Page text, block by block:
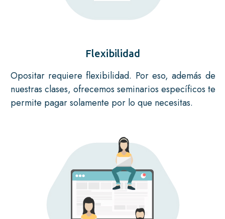
Flexibilidad
Opositar requiere flexibilidad. Por eso, además de
nuestras clases, ofrecemos seminarios específicos te
permite pagar solamente por lo que necesitas.